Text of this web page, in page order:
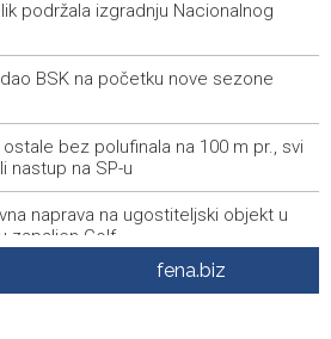
podržala izgradnju Nacionalnog
BSK na početku nove sezone
ostale bez polufinala na 100 m pr., svi
nastup na SP-u
naprava na ugostiteljski objekt u
zapaljen Golf
otvara novu izlagačku sezonu,
program
fena.biz